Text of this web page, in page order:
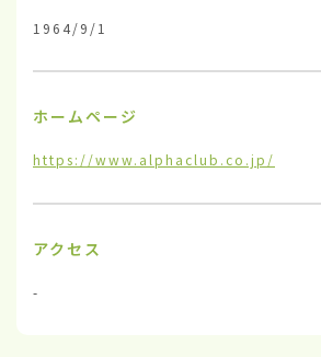
1964/9/1
ホームページ
https://www.alphaclub.co.jp/
アクセス
-